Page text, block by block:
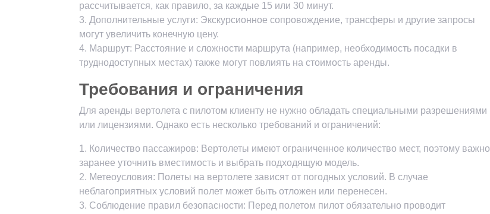
рассчитывается, как правило, за каждые 15 или 30 минут.
3. Дополнительные услуги: Экскурсионное сопровождение, трансферы и другие запросы
могут увеличить конечную цену.
4. Маршрут: Расстояние и сложности маршрута (например, необходимость посадки в
труднодоступных местах) также могут повлиять на стоимость аренды.
Требования и ограничения
Для аренды вертолета с пилотом клиенту не нужно обладать специальными разрешениями
или лицензиями. Однако есть несколько требований и ограничений:
1. Количество пассажиров: Вертолеты имеют ограниченное количество мест, поэтому важно
заранее уточнить вместимость и выбрать подходящую модель.
2. Метеоусловия: Полеты на вертолете зависят от погодных условий. В случае
неблагоприятных условий полет может быть отложен или перенесен.
3. Соблюдение правил безопасности: Перед полетом пилот обязательно проводит